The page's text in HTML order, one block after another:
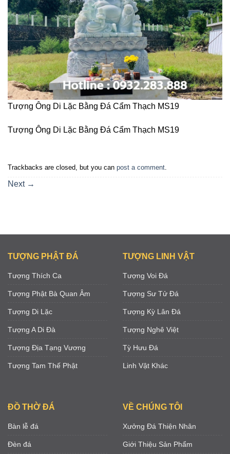
Tượng Ông Di Lặc Bằng Đá Cẩm Thạch MS19
Tượng Ông Di Lặc Bằng Đá Cẩm Thạch MS19
Trackbacks are closed, but you can post a comment.
Next →
TƯỢNG PHẬT ĐÁ
Tượng Thích Ca
Tượng Phật Bà Quan Âm
Tượng Di Lặc
Tượng A Di Đà
Tượng Địa Tạng Vương
Tượng Tam Thế Phật
TƯỢNG LINH VẬT
Tượng Voi Đá
Tượng Sư Tử Đá
Tượng Kỳ Lân Đá
Tượng Nghê Việt
Tỳ Hưu Đá
Linh Vật Khác
ĐỒ THỜ ĐÁ
Bàn lễ đá
Đèn đá
VỀ CHÚNG TÔI
Xưởng Đá Thiện Nhân
Giới Thiệu Sản Phẩm